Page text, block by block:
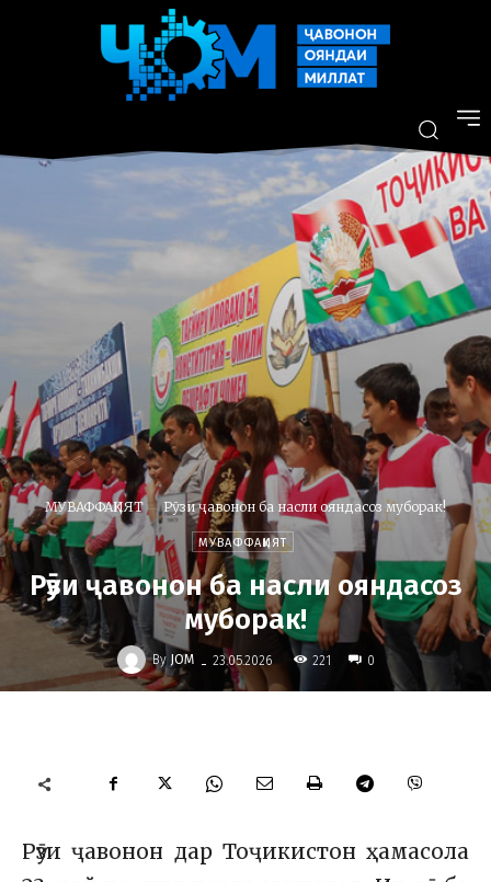
МУВАФФАҚИЯТ Рӯзи ҷавонон ба насли ояндасоз муборак!
МУВАФФАҚИЯТ
Рӯзи ҷавонон ба насли ояндасоз
муборак!
By JOM - 23.05.2026 221 0
Рӯзи ҷавонон дар Тоҷикистон ҳамасола